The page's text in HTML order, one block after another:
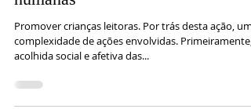
humanas
Promover crianças leitoras. Por trás desta ação, uma
complexidade de ações envolvidas. Primeiramente,
acolhida social e afetiva das...